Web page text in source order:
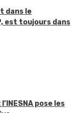
dans le
est toujours dans
pose les